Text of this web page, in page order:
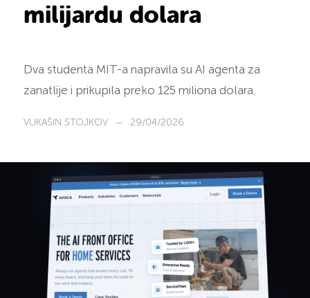
milijardu dolara
Dva studenta MIT-a napravila su AI agenta za
zanatlije i prikupila preko 125 miliona dolara.
VUKAŠIN STOJKOV — 29/04/2026